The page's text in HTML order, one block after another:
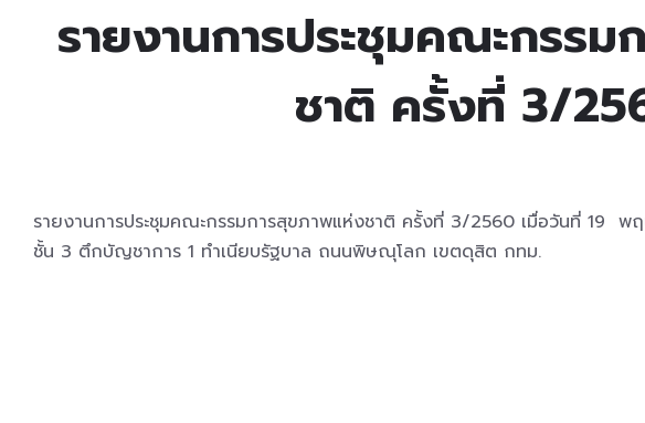
รายงานการประชุมคณะกรร
ชาติ ครั้งที่ 3/
รายงานการประชุมคณะกรรมการสุขภาพแห่งชาติ ครั้งที่ 3/2560 เมื่อวันที่ 19
ชั้น 3 ตึกบัญชาการ 1 ทำเนียบรัฐบาล ถนนพิษณุโลก เขตดุสิต กทม.